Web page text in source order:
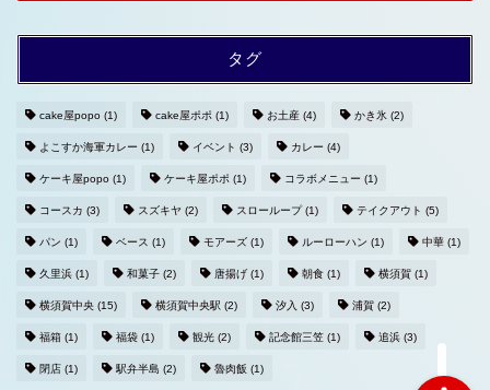
タグ
cake屋popo (1) cake屋ポポ (1) お土産 (4) かき氷 (2)
よこすか海軍カレー (1) イベント (3) カレー (4)
ケーキ屋popo (1) ケーキ屋ポポ (1) コラボメニュー (1)
コースカ (3) スズキヤ (2) スローループ(1) テイクアウト (5)
パン (1) ベース (1) モアーズ (1) ルーローハン (1) 中華 (1)
久里浜 (1) 和菓子 (2) 唐揚げ (1) 朝食 (1) 横須賀 (1)
横須賀中央 (15) 横須賀中央駅 (2) 汐入 (3) 浦賀 (2)
福箱 (1) 福袋 (1) 観光 (2) 記念館三笠 (1) 追浜 (3)
閉店 (1) 駅弁半島 (2) 魯肉飯 (1)
ホームへ
プライバシーポリシー
お問い合わせ